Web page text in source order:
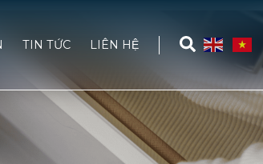
TIN TỨC LIÊN HỆ